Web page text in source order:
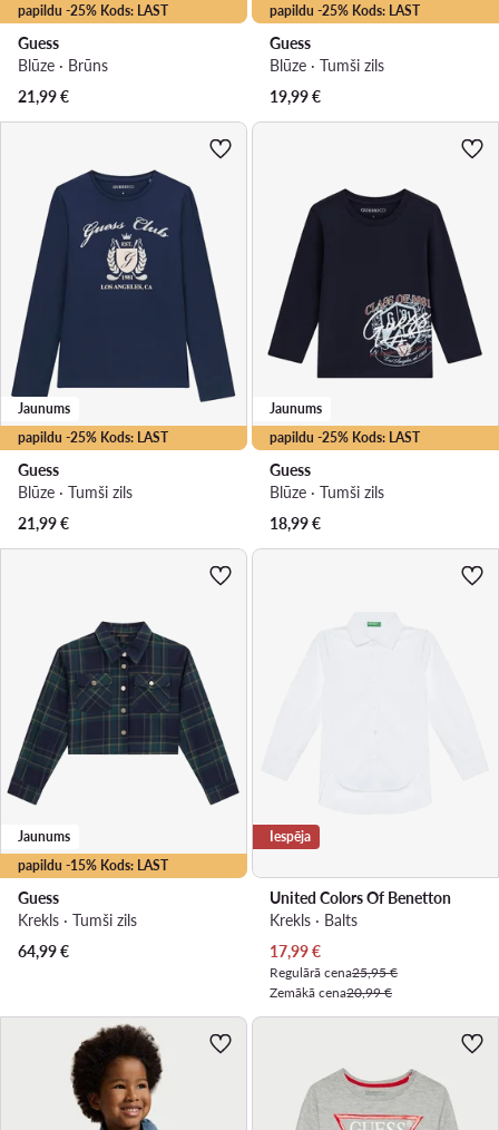
papildu -25% Kods: LAST
Guess
Blūze · Brūns
21,99€
papildu -25% Kods: LAST
Guess
Blūze · Tumši zils
19,99€
papildu -25% Kods: LAST
Jaunums
Guess
Blūze · Tumši zils
21,99€
papildu -25% Kods: LAST
Jaunums
Guess
Blūze · Tumši zils
18,99€
papildu -15% Kods: LAST
Jaunums
Guess
Krekls · Tumši zils
64,99€
Iespēja
United Colors Of Benetton
Krekls · Balts
Pašreizējā cena
17,99€
Regulārā cena25,95 €
Zemākā cena20,99 €